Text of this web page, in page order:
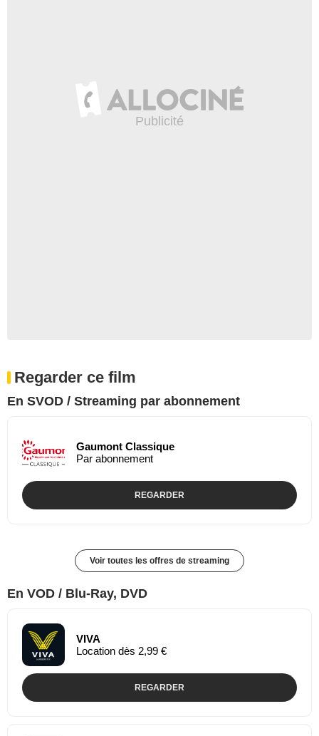
Regarder ce film
En SVOD / Streaming par abonnement
Gaumont Classique
Par abonnement
REGARDER
Voir toutes les offres de streaming
En VOD / Blu-Ray, DVD
VIVA
Location dès 2,99 €
REGARDER